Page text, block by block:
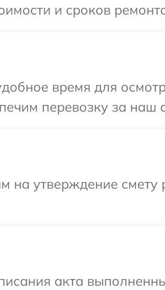
и сроков
время для
перевозку за наш
на утверждение смету
акта